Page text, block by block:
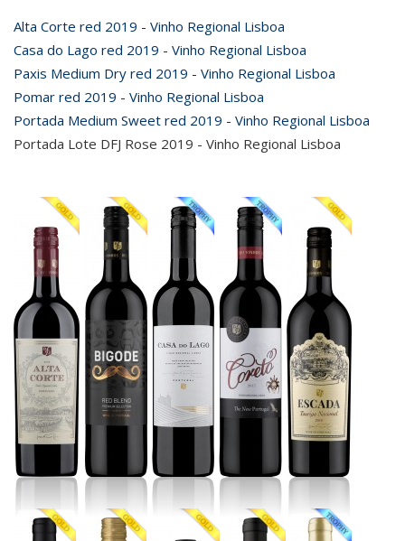
Alta Corte red 2019 - Vinho Regional Lisboa
Casa do Lago red 2019 - Vinho Regional Lisboa
Paxis Medium Dry red 2019 - Vinho Regional Lisboa
Pomar red 2019 - Vinho Regional Lisboa
Portada Medium Sweet red 2019 - Vinho Regional Lisboa
Portada Lote DFJ Rose 2019 - Vinho Regional Lisboa